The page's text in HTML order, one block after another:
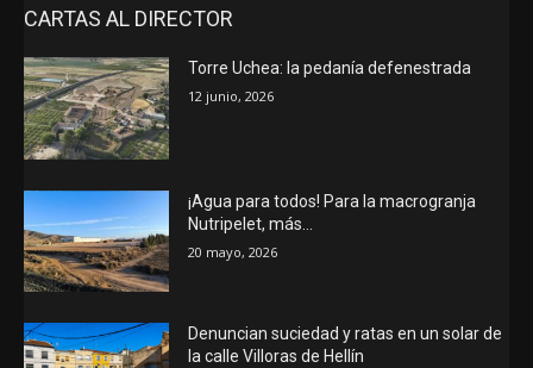
CARTAS AL DIRECTOR
Torre Uchea: la pedanía defenestrada
12 junio, 2026
¡Agua para todos! Para la macrogranja
Nutripelet, más…
20 mayo, 2026
Denuncian suciedad y ratas en un solar de
la calle Villoras de Hellín